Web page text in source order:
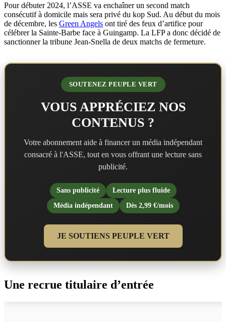
Pour débuter 2024, l’ASSE va enchaîner un second match
consécutif à domicile mais sera privé du kop Sud. Au début du mois
de décembre, les Green Angels ont tiré des feux d’artifice pour
célébrer la Sainte-Barbe face à Guingamp. La LFP a donc décidé de
sanctionner la tribune Jean-Snella de deux matchs de fermeture.
SOUTENEZ PEUPLE VERT
VOUS APPRÉCIEZ NOS
CONTENUS ?
Votre abonnement aide à financer un média indépendant
consacré à l'ASSE, tout en vous offrant une lecture sans
publicité.
Sans publicité
Lecture plus fluide
Média indépendant
Dès 2,99 €/mois
JE SOUTIENS PEUPLE VERT
Une recrue titulaire d’entrée